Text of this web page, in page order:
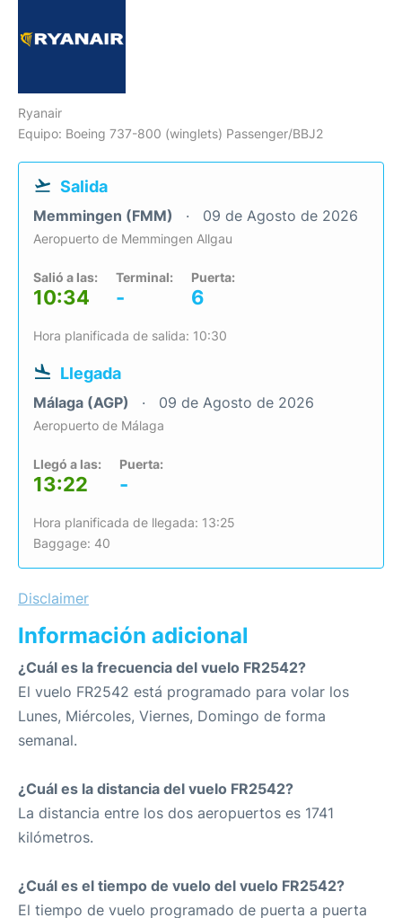
Ryanair
Equipo: Boeing 737-800 (winglets) Passenger/BBJ2
Salida
Memmingen (FMM) 09 de Agosto de 2026
Aeropuerto de Memmingen Allgau
Salió a las:
10:34
Terminal:
-
Puerta:
6
Hora planificada de salida: 10:30
Llegada
Málaga (AGP) 09 de Agosto de 2026
Aeropuerto de Málaga
Llegó a las:
13:22
Puerta:
-
Hora planificada de llegada: 13:25
Baggage: 40
Disclaimer
Información adicional
¿Cuál es la frecuencia del vuelo FR2542?
El vuelo FR2542 está programado para volar los
Lunes, Miércoles, Viernes, Domingo de forma
semanal.
¿Cuál es la distancia del vuelo FR2542?
La distancia entre los dos aeropuertos es 1741
kilómetros.
¿Cuál es el tiempo de vuelo del vuelo FR2542?
El tiempo de vuelo programado de puerta a puerta